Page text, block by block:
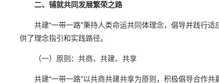
二、铺就共同发展繁荣之路
共建“一带一路”秉持人类命运共同体理念，倡导并践行
供了理念指引和实践路径。
（一）原则：共商、共建、共享
共建“一带一路”以共商共建共享为原则，积极倡导合作